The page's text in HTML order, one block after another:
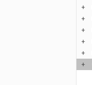
+
+
+
+
+
+